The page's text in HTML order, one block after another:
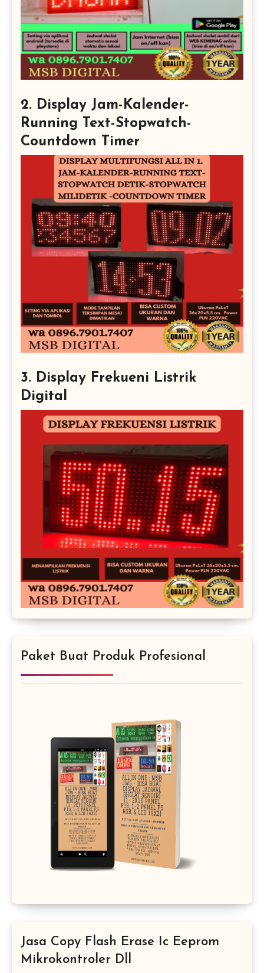
2. Display Jam-Kalender-
Running Text-Stopwatch-
Countdown Timer
3. Display Frekueni Listrik
Digital
Paket Buat Produk Profesional
Jasa Copy Flash Erase Ic Eeprom
Mikrokontroler Dll